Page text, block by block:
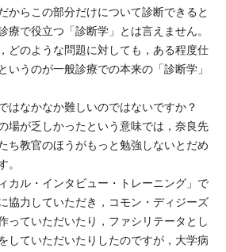
からこの部分だけについて診断できると
療で役立つ「診断学」とは言えません。
どのような問題に対しても，ある程度仕
いうのが一般診療での本来の「診断学」
はなかなか難しいのではないですか？
場が乏しかったという意味では，奈良先
ち教官のほうがもっと勉強しないとだめ
。
カル・インタビュー・トレーニング」で
協力していただき，コモン・ディジーズ
っていただいたり，ファシリテータとし
していただいたりしたのですが，大学病